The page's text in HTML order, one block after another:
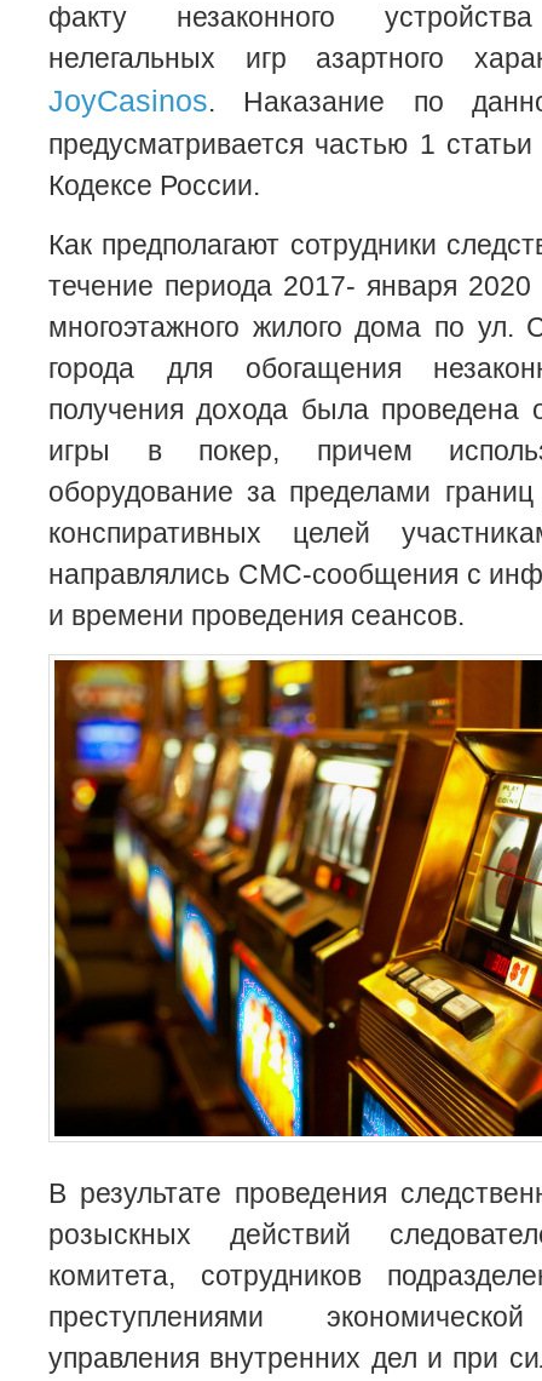
факту незаконного
нелегальных игр азартного
JoyCasinos. Наказание по
предусматривается частью 1
Кодексе России.
Как предполагают сотрудники
течение периода 2017- января 2020
многоэтажного жилого дома по ул.
города для обогащения
получения дохода была проведена
игры в покер, причем
оборудование за пределами
конспиративных целей
направлялись СМС-сообщения с
и времени проведения сеансов.
В результате проведения
розыскных действий
комитета, сотрудников
преступлениями
управления внутренних дел и при